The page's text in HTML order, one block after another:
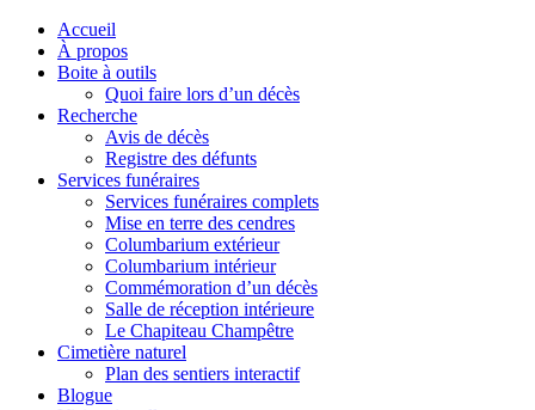
Accueil
À propos
Boite à outils
Quoi faire lors d’un décès
Recherche
Avis de décès
Registre des défunts
Services funéraires
Services funéraires complets
Mise en terre des cendres
Columbarium extérieur
Columbarium intérieur
Commémoration d’un décès
Salle de réception intérieure
Le Chapiteau Champêtre
Cimetière naturel
Plan des sentiers interactif
Blogue